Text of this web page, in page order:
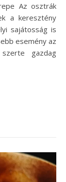
Az osztrák
a keresztény
sajátosság is
esemény az
gazdag